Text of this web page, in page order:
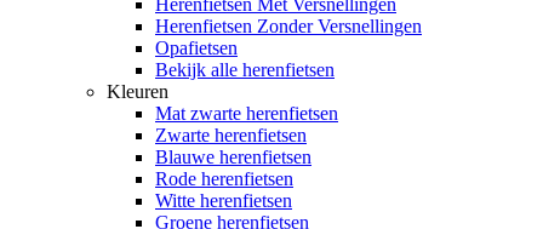
Herenfietsen Met Versnellingen
Herenfietsen Zonder Versnellingen
Opafietsen
Bekijk alle herenfietsen
Kleuren
Mat zwarte herenfietsen
Zwarte herenfietsen
Blauwe herenfietsen
Rode herenfietsen
Witte herenfietsen
Groene herenfietsen